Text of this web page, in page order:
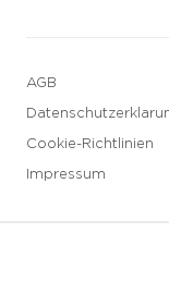
AGB
Cookie-Richtlinien
Impressum